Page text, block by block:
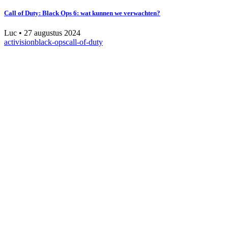
Call of Duty: Black Ops 6: wat kunnen we verwachten?
Luc • 27 augustus 2024
activisionblack-opscall-of-duty